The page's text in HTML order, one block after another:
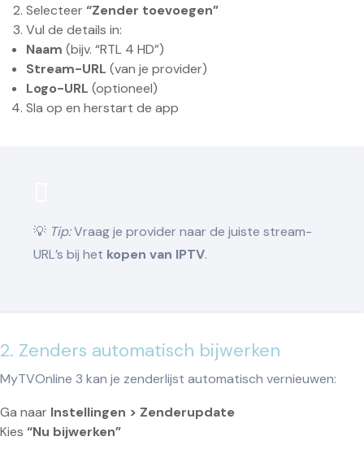
Selecteer “Zender toevoegen”
Vul de details in:
Naam (bijv. “RTL 4 HD”)
Stream-URL (van je provider)
Logo-URL (optioneel)
Sla op en herstart de app
💡 Tip:Vraag je provider naar de juiste stream-
URL’s bij het kopen van IPTV.
2. Zenders automatisch bijwerken
MyTVOnline 3 kan je zenderlijst automatisch vernieuwen:
Ga naar Instellingen > Zenderupdate
Kies “Nu bijwerken”